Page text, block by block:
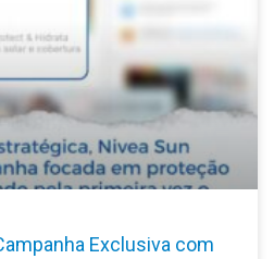
Exclusiva com